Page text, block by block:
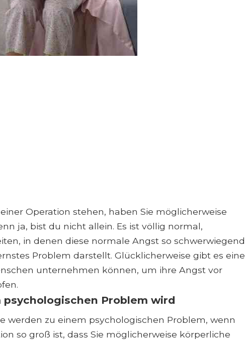
Operation stehen, haben Sie möglicherweise
ja, bist du nicht allein. Es ist völlig normal,
in denen diese normale Angst so schwerwiegend
Problem darstellt. Glücklicherweise gibt es eine
unternehmen können, um ihre Angst vor
Problem wird
werden zu einem psychologischen Problem, wenn
so groß ist, dass Sie möglicherweise körperliche